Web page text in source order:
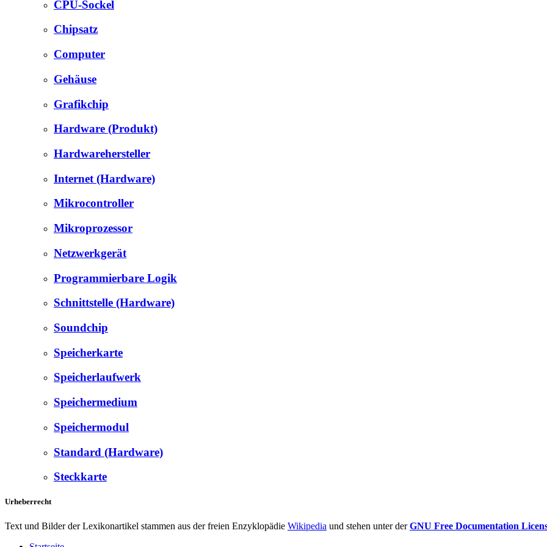
CPU-Sockel
Chipsatz
Computer
Gehäuse
Grafikchip
Hardware (Produkt)
Hardwarehersteller
Internet (Hardware)
Mikrocontroller
Mikroprozessor
Netzwerkgerät
Programmierbare Logik
Schnittstelle (Hardware)
Soundchip
Speicherkarte
Speicherlaufwerk
Speichermedium
Speichermodul
Standard (Hardware)
Steckkarte
Urheberrecht
Text und Bilder der Lexikonartikel stammen aus der freien Enzyklopädie Wikipedia und stehen unter derGNU Free Documentation